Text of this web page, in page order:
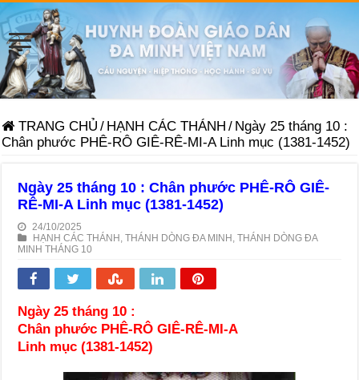
TRANG CHỦ / HẠNH CÁC THÁNH / Ngày 25 tháng 10 :
Chân phước PHÊ-RÔ GIÊ-RÊ-MI-A Linh mục (1381-1452)
Ngày 25 tháng 10 : Chân phước PHÊ-RÔ GIÊ-
RÊ-MI-A Linh mục (1381-1452)
24/10/2025
HẠNH CÁC THÁNH ,THÁNH DÒNG ĐA MINH ,THÁNH DÒNG ĐA
MINH THÁNG 10
Ngày 25 tháng 10 :
Chân phước PHÊ-RÔ GIÊ-RÊ-MI-A
Linh mục (1381-1452)